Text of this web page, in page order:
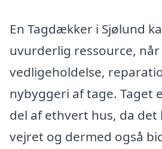
En Tagdækker i Sjølund
uvurderlig ressource,
vedligeholdelse,
nybyggeri af tage. Taget
del af ethvert hus, da
vejret og dermed også